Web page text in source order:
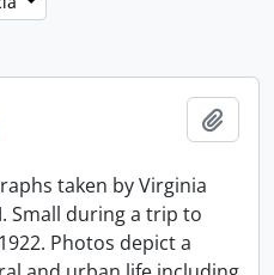
taken by Virginia
Small during a trip to
Photos depict a